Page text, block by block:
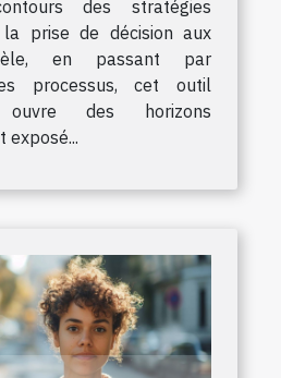
des stratégies
prise de décision aux
en passant par
processus, cet outil
ouvre des horizons
exposé...